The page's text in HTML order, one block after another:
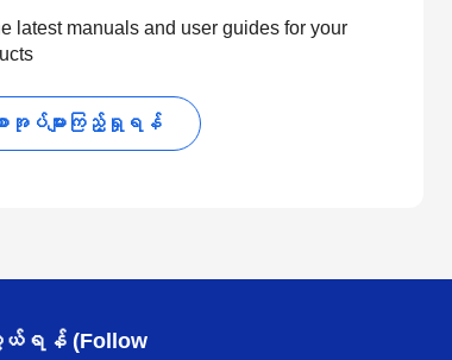
latest manuals and user guides for your
အုပ်များကြည့်ရှုရန်
ရန် (Follow